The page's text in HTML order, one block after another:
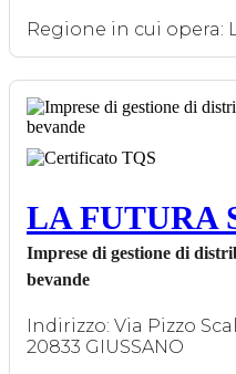
Regione in cui opera:
LA FUTURA
Imprese di gestione di
bevande
Indirizzo: Via Pizzo
20833 GIUSSANO